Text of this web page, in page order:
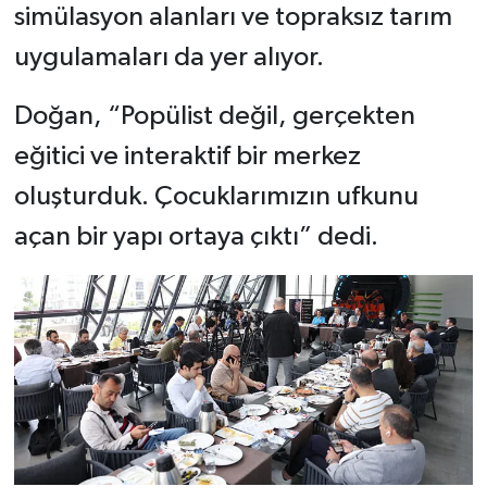
simülasyon alanları ve topraksız tarım
uygulamaları da yer alıyor.
Doğan, “Popülist değil, gerçekten
eğitici ve interaktif bir merkez
oluşturduk. Çocuklarımızın ufkunu
açan bir yapı ortaya çıktı” dedi.